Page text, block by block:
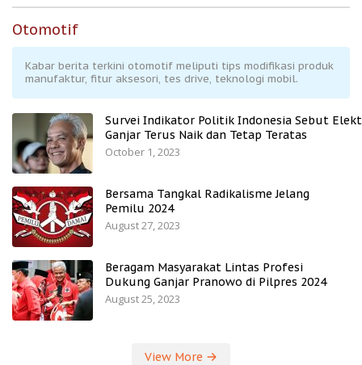
Otomotif
Kabar berita terkini otomotif meliputi tips modifikasi produk
manufaktur, fitur aksesori, tes drive, teknologi mobil.
Survei Indikator Politik Indonesia Sebut
Ganjar Terus Naik dan Tetap Teratas
October 1, 2023
Bersama Tangkal Radikalisme Jelang
Pemilu 2024
August 27, 2023
Beragam Masyarakat Lintas Profesi
Dukung Ganjar Pranowo di Pilpres 2024
August 25, 2023
View More